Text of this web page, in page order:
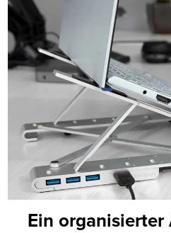
Ein